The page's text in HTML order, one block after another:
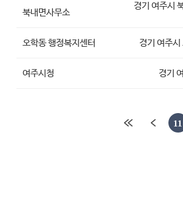
북내면사무소
경기 여주시
오학동 행정복지센터 경기 여주
여주시청 경기
11